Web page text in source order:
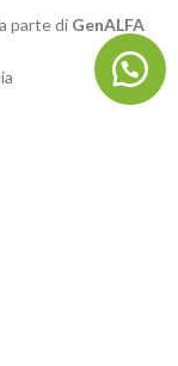
parte di GenALFA